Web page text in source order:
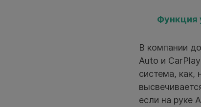
Функция
В компании
Auto и
система, как,
если на руке